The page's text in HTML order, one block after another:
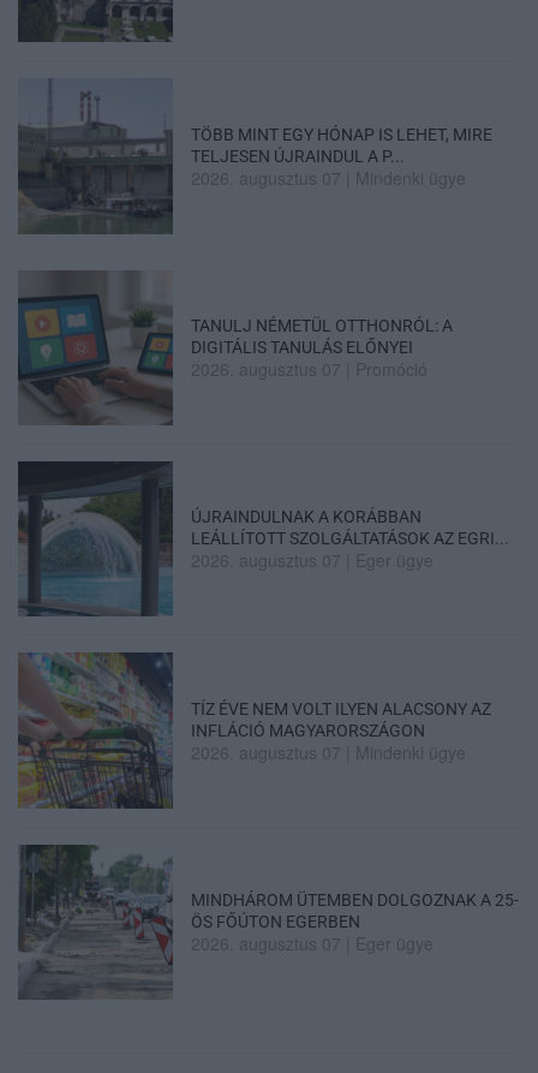
TÖBB MINT EGY HÓNAP IS LEHET, MIRE
TELJESEN ÚJRAINDUL A P...
2026. augusztus 07 Mindenki ügye
TANULJ NÉMETÜL OTTHONRÓL: A
DIGITÁLIS TANULÁS ELŐNYEI
2026. augusztus 07 Promóció
ÚJRAINDULNAK A KORÁBBAN
LEÁLLÍTOTT SZOLGÁLTATÁSOK AZ EGRI...
2026. augusztus 07 Eger ügye
TÍZ ÉVE NEM VOLT ILYEN ALACSONY AZ
INFLÁCIÓ MAGYARORSZÁGON
2026. augusztus 07 Mindenki ügye
MINDHÁROM ÜTEMBEN DOLGOZNAK A 25-
ÖS FŐÚTON EGERBEN
2026. augusztus 07 Eger ügye